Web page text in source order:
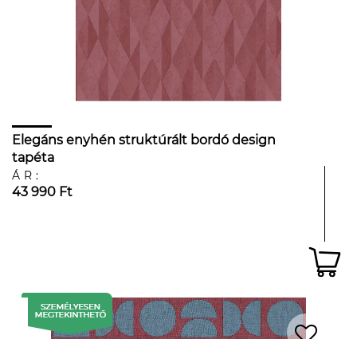
Elegáns enyhén struktúrált bordó design
tapéta
ÁR:
43 990 Ft